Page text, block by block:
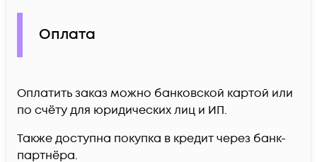
Оплата
Оплатить заказ можно банковской картой или
по счёту для юридических лиц и ИП.
Также доступна покупка в кредит через банк-
партнёра.